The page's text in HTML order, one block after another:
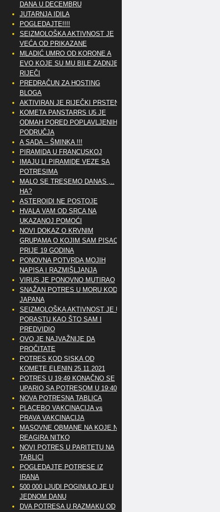
DANA U DECEMBRU
JUTARNJA IDILA
POGLEDAJTE!!!!
SEIZMOLOŠKA AKTIVNOST JE
VEĆA OD PRIKAZANE
MLADIĆ UMRO OD KORONE A
EVO KOJE SU MU BILE ZADNJE
RIJEČI
PREDRAČUN ZA HOSTING
BLOGA
AKTIVIRAN JE RIJEČKI PRSTEN
KOMETA PANSTARRS U5 JE
ODMAH PORED POPLAVLJENIH
PODRUČJA
A SADA – ŠMINKA !!!
PIRAMIDA U FRANCUSKOJ
IMAJU LI PIRAMIDE VEZE SA
POTRESIMA
MALO SE TRESEMO DANAS ,..
HA?
ASTEROIDI NE POSTOJE
HVALA VAM OD SRCA NA
UKAZANOJ POMOĆI
NOVI DOKAZ O KRVNIM
GRUPAMA O KOJIM SAM PISAO
PRIJE 19 GODINA
PONOVNA POTVRDA MOJIH
NAPISA I RAZMIŠLJANJA
VIRUS JE PONOVNO MUTIRAO
SNAŽAN POTRES U MORU KOD
JAPANA
SEIZMOLOŠKA AKTIVNOST JE U
PORASTU KAO ŠTO SAM I
PREDVIDIO
OVO JE NAJVAŽNIJE DA
PROČITATE
POTRES KOD SISKA OD
KOMETE ELENIN 25.11.2021
POTRES U 19:49 KONAČNO SE
UPARIO SA POTRESOM U 19:40
NOVA POTRESNA TABLICA
PLACEBO VAKCINACIJA vs
PRAVA VAKCINACIJA
MASOVNE OBMANE NA KOJE NE
REAGIRA NITKO
NOVI POTRES U PARITETU NA
TABLICI
POGLEDAJTE POTRESE IZ
IRANA
500 000 LJUDI POGINULO JE U
JEDNOM DANU
DVA POTRESA U RAZMAKU OD